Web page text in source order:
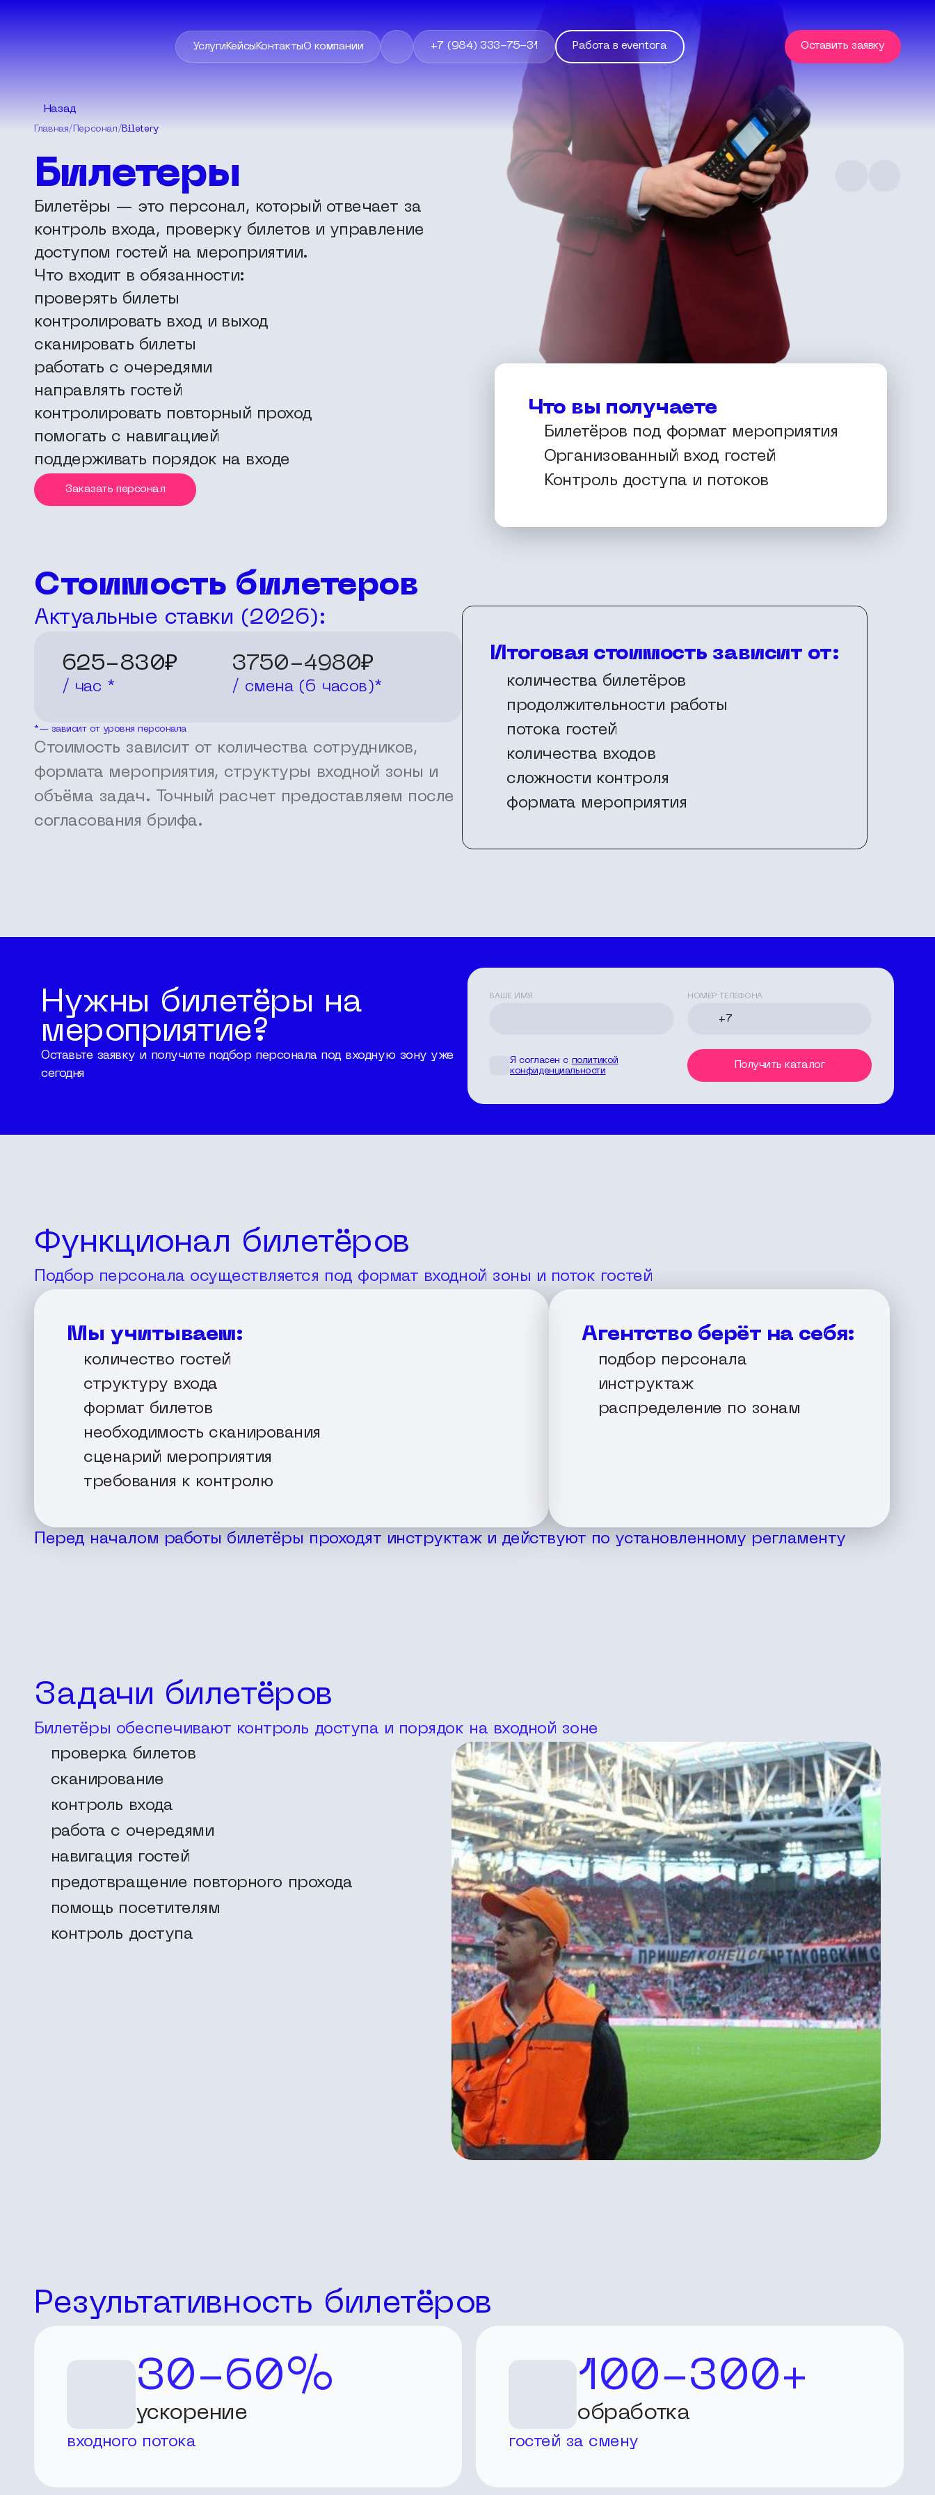
УслугиКейсыКонтактыО компании +7 (984) 333-75-31 Работа в eventora Оставить заявку
Назад
Главная/ Персонал/ Biletery
Билетеры
Билетёры — это персонал, который отвечает за
контроль входа, проверку билетов и управление
доступом гостей на мероприятии.
Что входит в обязанности:
проверять билеты
контролировать вход и выход
сканировать билеты
работать с очередями
направлять гостей
контролировать повторный проход
помогать с навигацией
поддерживать порядок на входе
Заказать персонал
Что вы получаете
Билетёров под формат мероприятия
Организованный вход гостей
Контроль доступа и потоков
Стоимость билетеров
Актуальные ставки (2026):
625-830₽
/ час *
3750-4980₽
/ смена (6 часов)*
*— зависит от уровня персонала
Стоимость зависит от количества сотрудников,
формата мероприятия, структуры входной зоны и
объёма задач. Точный расчет предоставляем после
согласования брифа.
Итоговая стоимость зависит от:
количества билетёров
продолжительности работы
потока гостей
количества входов
сложности контроля
формата мероприятия
Нужны билетёры на
мероприятие?
Оставьте заявку и получите подбор персонала под входную зону уже
сегодня
ВАШЕ ИМЯ НОМЕР ТЕЛЕФОНА
Я согласен с политикой
конфиденциальности
Получить каталог
Функционал билетёров
Подбор персонала осуществляется под формат входной зоны и поток гостей
Мы учитываем:
количество гостей
структуру входа
формат билетов
необходимость сканирования
сценарий мероприятия
требования к контролю
Агентство берёт на себя:
подбор персонала
инструктаж
распределение по зонам
Перед началом работы билетёры проходят инструктаж и действуют по установленному регламенту
Задачи билетёров
Билетёры обеспечивают контроль доступа и порядок на входной зоне
проверка билетов
сканирование
контроль входа
работа с очередями
навигация гостей
предотвращение повторного прохода
помощь посетителям
контроль доступа
Результативность билетёров
30-60%
ускорение
входного потока
100-300+
обработка
гостей за смену